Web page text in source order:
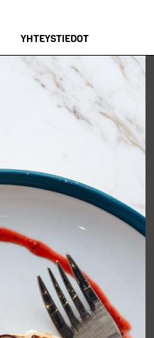
YHTEYSTIEDOT